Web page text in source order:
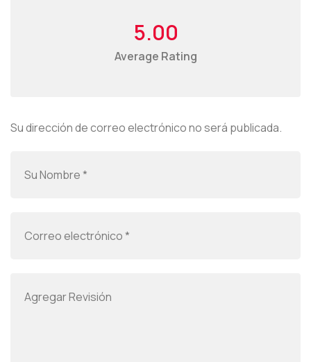
5.00
Average Rating
Su dirección de correo electrónico no será publicada.